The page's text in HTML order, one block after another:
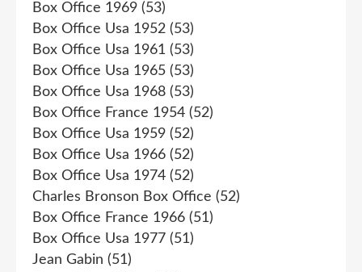
Box Office 1969 (53)
Box Office Usa 1952 (53)
Box Office Usa 1961 (53)
Box Office Usa 1965 (53)
Box Office Usa 1968 (53)
Box Office France 1954 (52)
Box Office Usa 1959 (52)
Box Office Usa 1966 (52)
Box Office Usa 1974 (52)
Charles Bronson Box Office (52)
Box Office France 1966 (51)
Box Office Usa 1977 (51)
Jean Gabin (51)